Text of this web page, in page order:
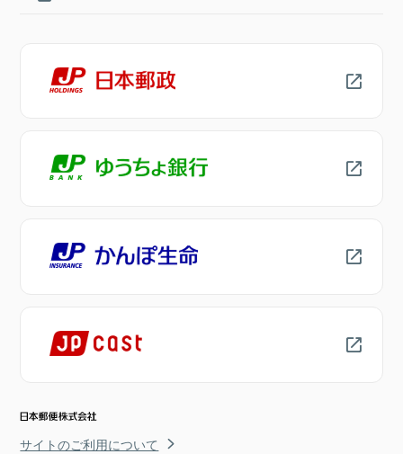
サイトのご利用について